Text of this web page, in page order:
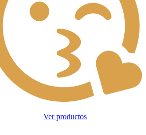
Ver productos